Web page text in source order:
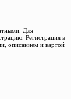
Для
Регистрация в
описанием и картой